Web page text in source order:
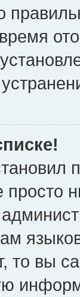
то вы